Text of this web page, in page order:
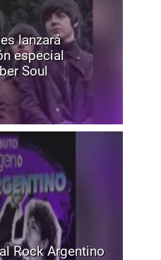
lanzará
especial
Soul
Rock Argentino